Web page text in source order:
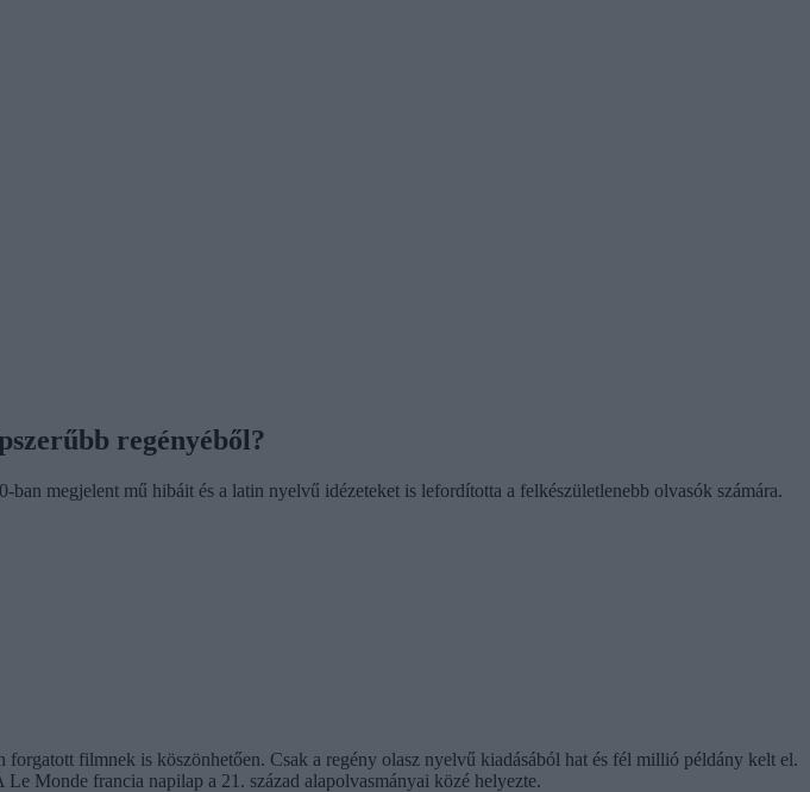
regényéből?
megjelent mű hibáit és a latin nyelvű idézeteket is lefordította a felkészületlenebb olvasók számára.
filmnek is köszönhetően. Csak a regény olasz nyelvű kiadásából hat és fél millió példány kelt el.
Monde francia napilap a 21. század alapolvasmányai közé helyezte.